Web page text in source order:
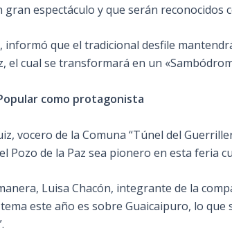
gran espectáculo y que serán reconocidos
informó que el tradicional desfile
el cual se transformará en un
como protagonista
vocero de la Comuna “Túnel del
Pozo de la Paz sea pionero en esta feria
Luisa Chacón, integrante de la
este año es sobre Guaicaipuro, lo